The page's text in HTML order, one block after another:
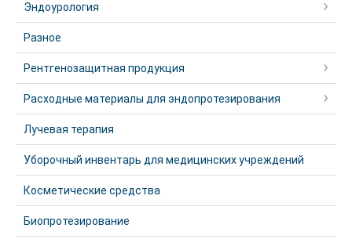
Эндоурология
Разное
Рентгенозащитная продукция
Расходные материалы для эндопротезирования
Лучевая терапия
Уборочный инвентарь для медицинских учреждений
Косметические средства
Биопротезирование